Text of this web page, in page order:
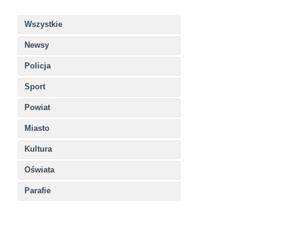
Wszystkie
Newsy
Policja
Sport
Powiat
Miasto
Kultura
Oświata
Parafie